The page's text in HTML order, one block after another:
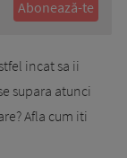
incat sa ii
supara atunci
Afla cum iti